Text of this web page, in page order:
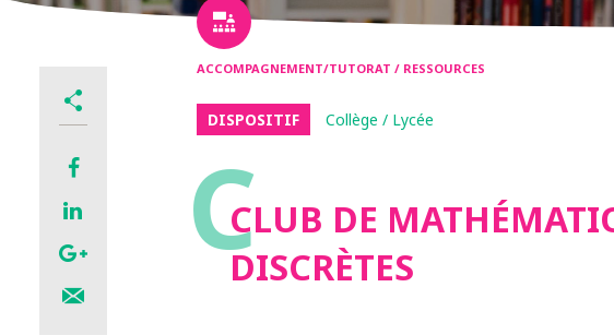
ACCOMPAGNEMENT/TUTORAT / RESSOURCES
DISPOSITIF Collège / Lycée
CCLUB DE
DISCRÈTES